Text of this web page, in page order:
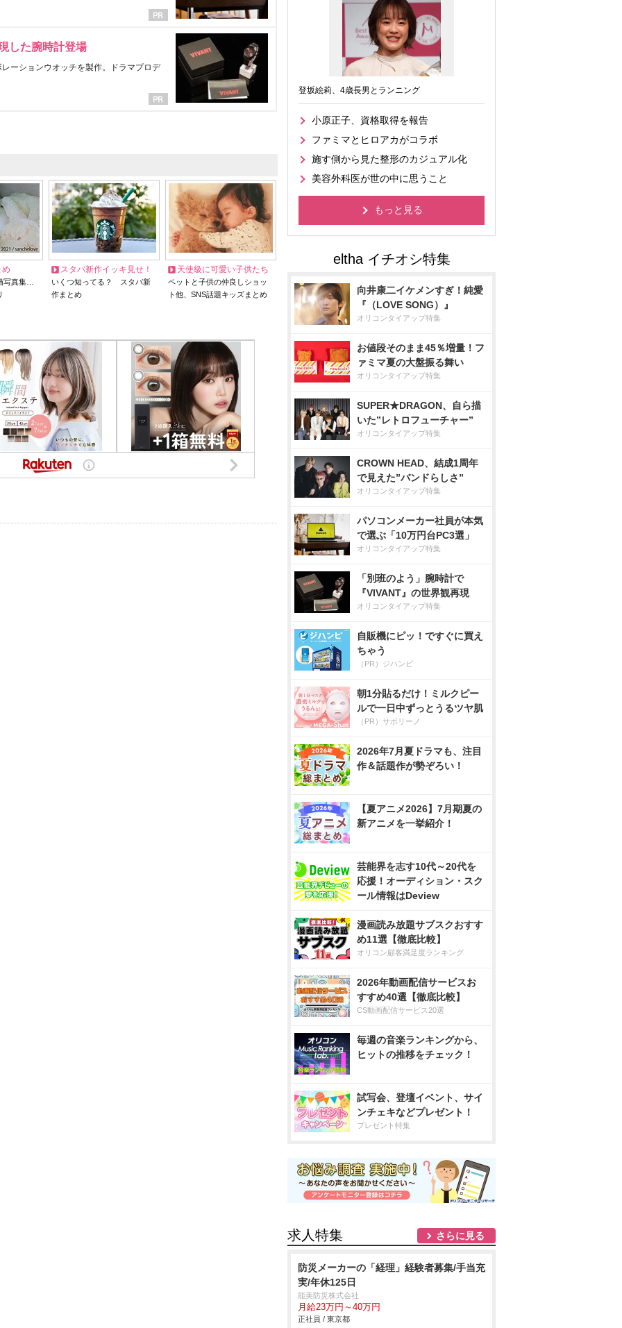
した腕時計登場
ーションウオッチを製作。ドラマプロデ
め
写真集…
スタバ新作イッキ見せ！
いくつ知ってる？ スタバ新
作まとめ
天使級に可愛い子供たち
ペットと子供の仲良しショッ
ト他、SNS話題キッズまとめ
登坂絵莉、4歳長男とランニング
小原正子、資格取得を報告
ファミマとヒロアカがコラボ
施す側から見た整形のカジュアル化
美容外科医が世の中に思うこと
もっと見る
向井康二イケメンすぎ！純愛
『（LOVE SONG）』
オリコンタイアップ特集
お値段そのまま45％増量！フ
ァミマ夏の大盤振る舞い
オリコンタイアップ特集
SUPER★DRAGON、自ら描
いた”レトロフューチャー”
オリコンタイアップ特集
CROWN HEAD、結成1周年
で見えた”バンドらしさ”
オリコンタイアップ特集
パソコンメーカー社員が本気
で選ぶ「10万円台PC3選」
オリコンタイアップ特集
「別班のよう」腕時計で
『VIVANT』の世界観再現
オリコンタイアップ特集
自販機にピッ！ですぐに買え
ちゃう
（PR）ジハンピ
朝1分貼るだけ！ミルクピー
ルで一日中ずっとうるツヤ肌
（PR）サボリーノ
2026年7月夏ドラマも、注目
作＆話題作が勢ぞろい！
【夏アニメ2026】7月期夏の
新アニメを一挙紹介！
芸能界を志す10代～20代を
応援！オーディション・スク
ール情報はDeview
漫画読み放題サブスクおすす
め11選【徹底比較】
オリコン顧客満足度ランキング
2026年動画配信サービスお
すすめ40選【徹底比較】
CS動画配信サービス20選
毎週の音楽ランキングから、
ヒットの推移をチェック！
試写会、登壇イベント、サイ
ンチェキなどプレゼント！
プレゼント特集
求人特集 さらに見る
防災メーカーの「経理」経験者募集/手当充
実/年休125日
能美防災株式会社
月給23万円～40万円
正社員 / 東京都